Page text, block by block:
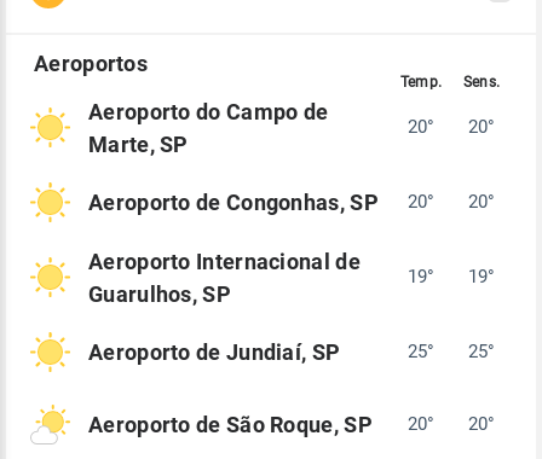
Aeroporto do Campo de
Marte, SP
20° 20°
Aeroporto de Congonhas, SP 20° 20°
Aeroporto Internacional de
Guarulhos, SP
19° 19°
Aeroporto de Jundiaí, SP 25° 25°
Aeroporto de São Roque, SP 20° 20°